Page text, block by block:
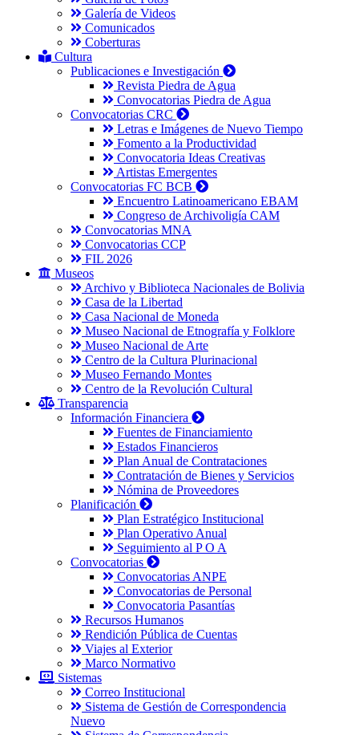
Galería de Videos
Comunicados
Coberturas
Cultura
Publicaciones e Investigación
Revista Piedra de Agua
Convocatorias Piedra de Agua
Convocatorias CRC
Letras e Imágenes de Nuevo Tiempo
Fomento a la Productividad
Convocatoria Ideas Creativas
Artistas Emergentes
Convocatorias FC BCB
Encuentro Latinoamericano EBAM
Congreso de Archivoligía CAM
Convocatorias MNA
Convocatorias CCP
FIL 2026
Museos
Archivo y Biblioteca Nacionales de Bolivia
Casa de la Libertad
Casa Nacional de Moneda
Museo Nacional de Etnografía y Folklore
Museo Nacional de Arte
Centro de la Cultura Plurinacional
Museo Fernando Montes
Centro de la Revolución Cultural
Transparencia
Información Financiera
Fuentes de Financiamiento
Estados Financieros
Plan Anual de Contrataciones
Contratación de Bienes y Servicios
Nómina de Proveedores
Planificación
Plan Estratégico Institucional
Plan Operativo Anual
Seguimiento al P O A
Convocatorias
Convocatorias ANPE
Convocatorias de Personal
Convocatoria Pasantías
Recursos Humanos
Rendición Pública de Cuentas
Viajes al Exterior
Marco Normativo
Sistemas
Correo Institucional
Sistema de Gestión de Correspondencia
Nuevo